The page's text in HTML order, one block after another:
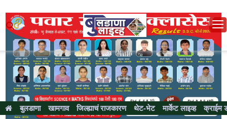
बुलडाणा खामगाव जिल्ह्याचं राजकारण थेट-भेट मार्केट लाइव्ह क्राईम